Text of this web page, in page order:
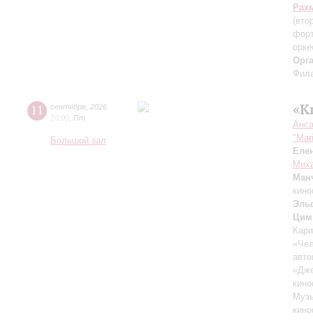
11 сентября 2026
16:00 Пт
Большой зал